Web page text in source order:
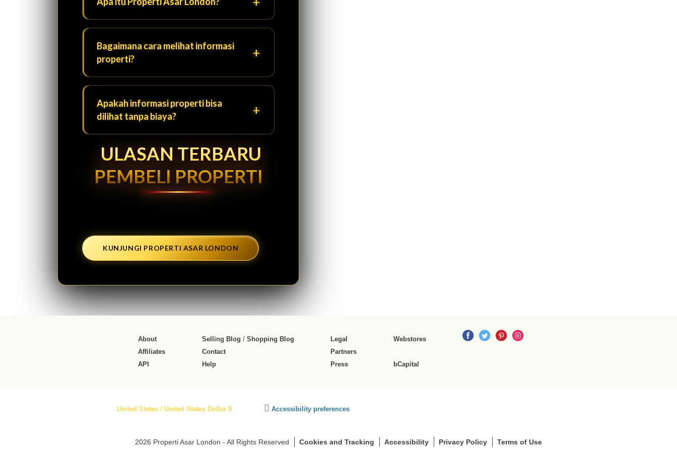
Bagaimana cara melihat informasi
properti?
Apakah informasi properti bisa
dilihat tanpa biaya?
ULASAN TERBARU
PEMBELI PROPERTI
KUNJUNGI PROPERTI ASAR LONDON
About
Affiliates
API
Selling Blog / Shopping Blog
Contact
Help
Legal
Partners
Press
Webstores
bCapital
United States / United States Dollar $ Accessibility preferences
e
2026 Properti Asar London - All Rights Reserved Cookies and Tracking Accessibility Privacy Policy Terms of Use